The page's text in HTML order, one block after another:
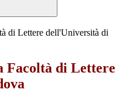
di Lettere dell'Università di
Facoltà di Lettere